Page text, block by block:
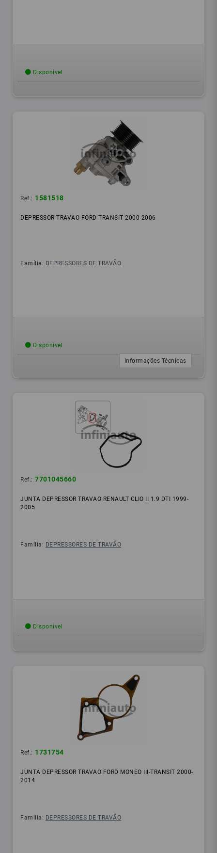
Disponível
Ref.: 1581518
DEPRESSOR TRAVAO FORD TRANSIT 2000-2006
Família: DEPRESSORES DE TRAVÃO
Disponível
Informações Técnicas
Ref.: 7701045660
JUNTA DEPRESSOR TRAVAO RENAULT CLIO II 1.9 DTI 1999-
2005
Família: DEPRESSORES DE TRAVÃO
Disponível
Ref.: 1731754
JUNTA DEPRESSOR TRAVAO FORD MONEO III-TRANSIT 2000-
2014
Família: DEPRESSORES DE TRAVÃO